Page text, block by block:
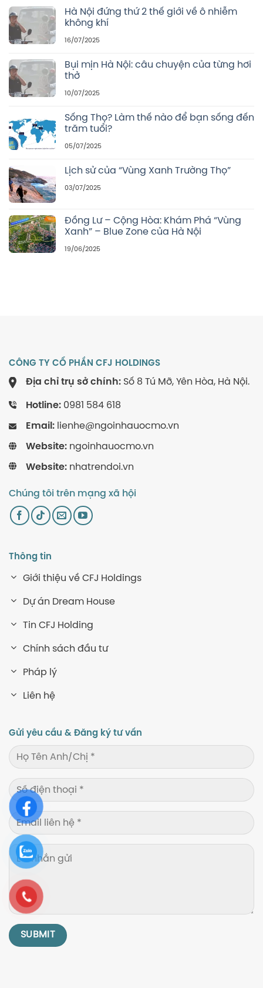
Hà Nội đứng thứ 2 thế giới về ô nhiễm
không khí
16/07/2025
Bụi mịn Hà Nội: câu chuyện của từng hơi
thở
10/07/2025
Sống Thọ? Làm thế nào để bạn sống đến
trăm tuổi?
05/07/2025
Lịch sử của “Vùng Xanh Trường Thọ”
03/07/2025
Đồng Lư – Cộng Hòa: Khám Phá “Vùng
Xanh” – Blue Zone của Hà Nội
19/06/2025
CÔNG TY CỔ PHẦN CFJ HOLDINGS
Địa chỉ trụ sở chính: Số 8 Tú Mỡ, Yên Hòa, Hà Nội.
Hotline: 0981 584 618
Email: lienhe@ngoinhauocmo.vn
Website: ngoinhauocmo.vn
Website: nhatrendoi.vn
Chúng tôi trên mạng xã hội
Thông tin
Giới thiệu về CFJ Holdings
Dự án Dream House
Tin CFJ Holding
Chính sách đầu tư
Pháp lý
Liên hệ
Gửi yêu cầu & Đăng ký tư vấn